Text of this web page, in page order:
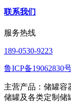
联系我们
服务热线
189-0530-9223
鲁ICP备19062830
主营产品：储罐容
储罐及各类定制储